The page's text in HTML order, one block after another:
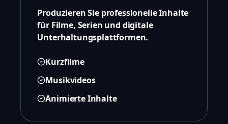
Produzieren Sie professionelle Inhalte
für Filme, Serien und digitale
Unterhaltungsplattformen.
Kurzfilme
Musikvideos
Animierte Inhalte